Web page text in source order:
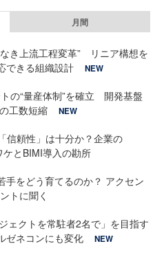
月間
き上流工程変革” リニア構想を
できる組織設計
NEW
の“量産体制”を確立 開発基盤
工数短縮
NEW
信頼性」は十分か？企業の
とBIMI導入の勘所
手をどう育てるのか？ アクセン
トに聞く
ェクトを常駐者2名で」を目指す
ゼネコンにも変化
NEW